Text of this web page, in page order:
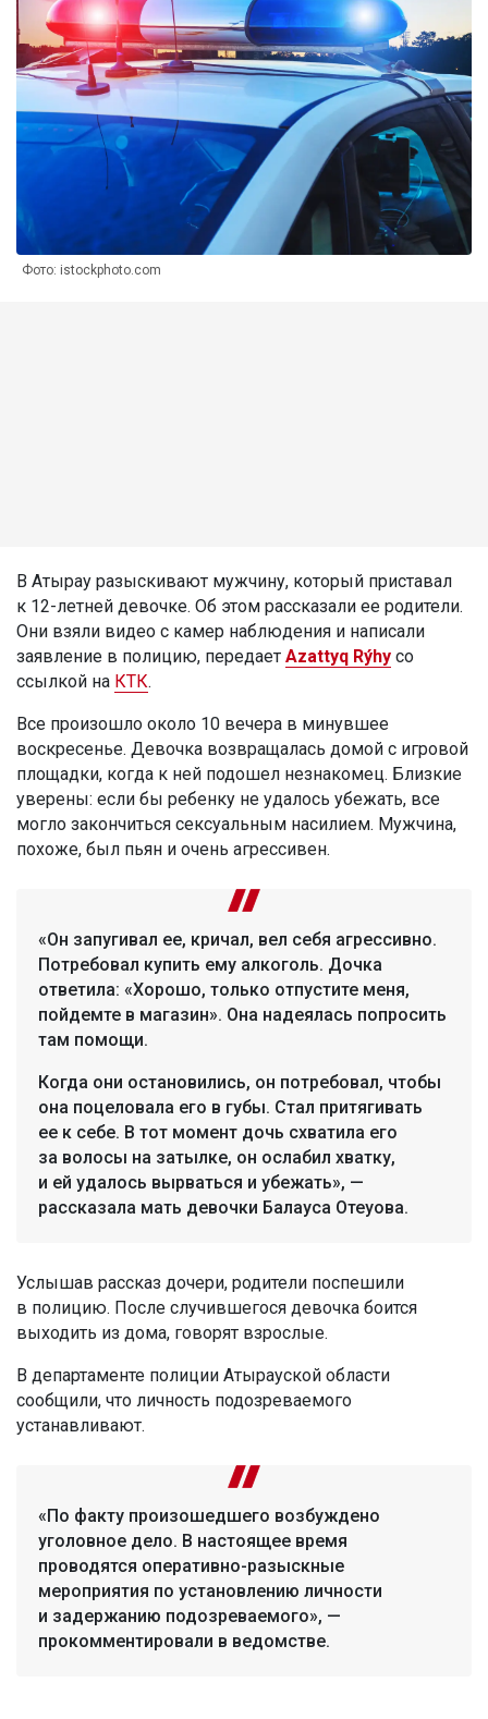
Фото: istockphoto.com
В Атырау разыскивают мужчину, который приставал
к 12-летней девочке. Об этом рассказали ее родители.
Они взяли видео с камер наблюдения и написали
заявление в полицию, передает Azattyq Rýhy со
ссылкой на КТК.
Все произошло около 10 вечера в минувшее
воскресенье. Девочка возвращалась домой с игровой
площадки, когда к ней подошел незнакомец. Близкие
уверены: если бы ребенку не удалось убежать, все
могло закончиться сексуальным насилием. Мужчина,
похоже, был пьян и очень агрессивен.
«Он запугивал ее, кричал, вел себя агрессивно.
Потребовал купить ему алкоголь. Дочка
ответила: «Хорошо, только отпустите меня,
пойдемте в магазин». Она надеялась попросить
там помощи.
Когда они остановились, он потребовал, чтобы
она поцеловала его в губы. Стал притягивать
ее к себе. В тот момент дочь схватила его
за волосы на затылке, он ослабил хватку,
и ей удалось вырваться и убежать», —
рассказала мать девочки Балауса Отеуова.
Услышав рассказ дочери, родители поспешили
в полицию. После случившегося девочка боится
выходить из дома, говорят взрослые.
В департаменте полиции Атырауской области
сообщили, что личность подозреваемого
устанавливают.
«По факту произошедшего возбуждено
уголовное дело. В настоящее время
проводятся оперативно-разыскные
мероприятия по установлению личности
и задержанию подозреваемого», —
прокомментировали в ведомстве.